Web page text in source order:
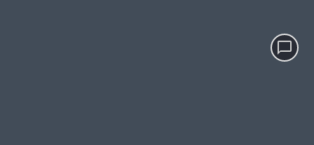
chat_bubble_outline